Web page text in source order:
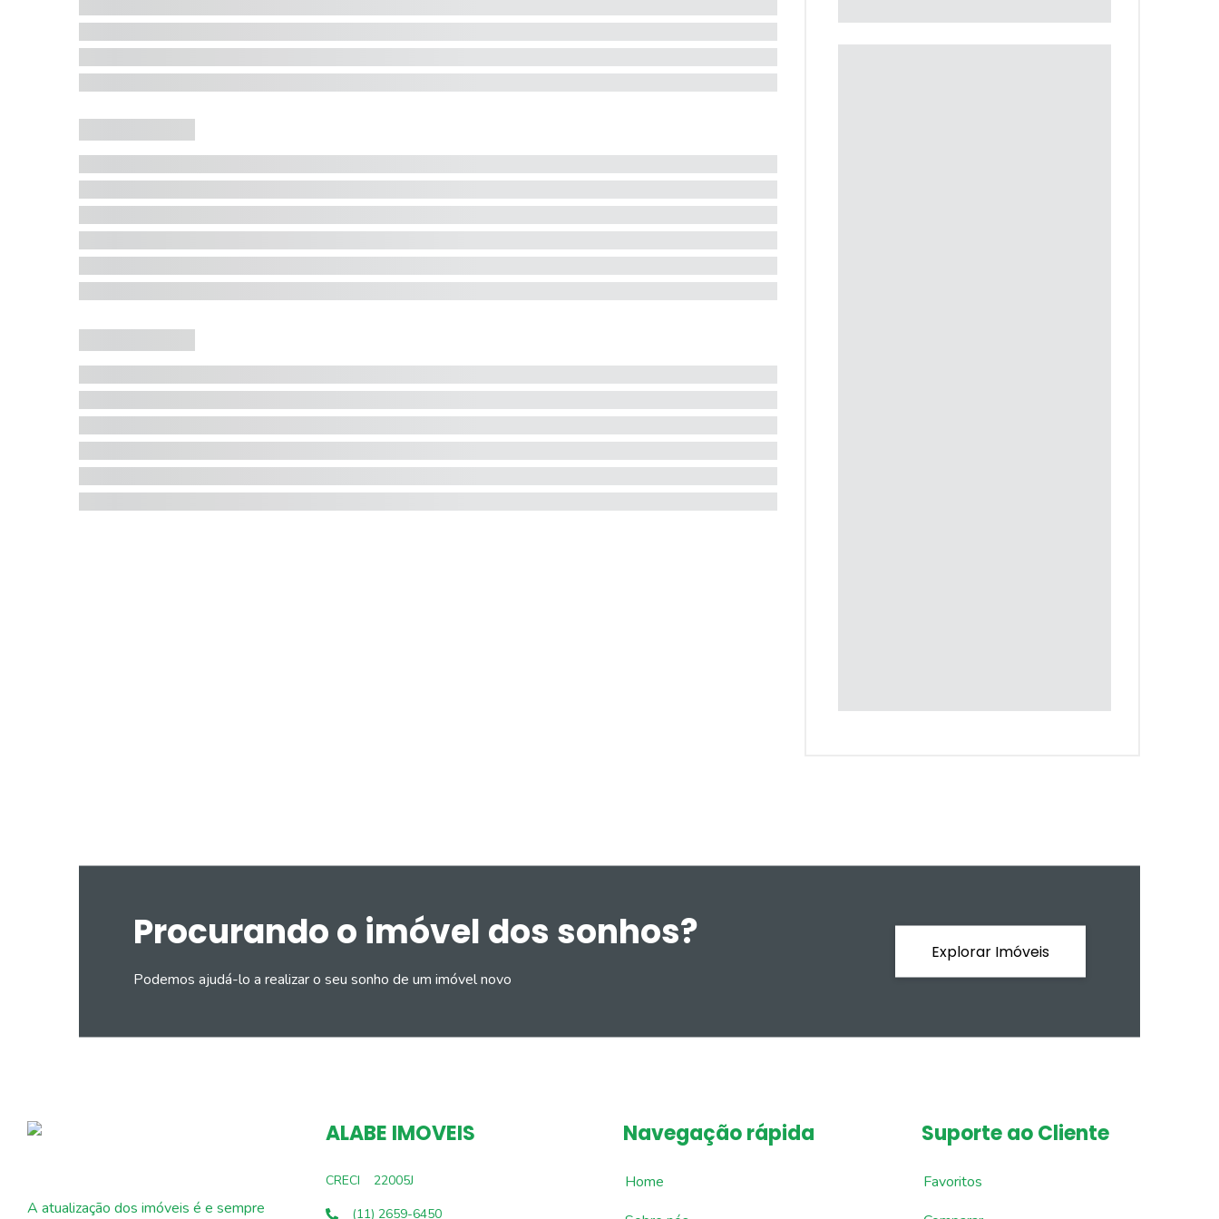
Procurando o imóvel dos sonhos?
Podemos ajudá-lo a realizar o seu sonho de um imóvel novo
Explorar Imóveis
A atualização dos imóveis é e sempre
ALABE IMOVEIS
CRECI
22005J
(11) 2659-6450
Navegação rápida
Home
Suporte ao Cliente
Favoritos